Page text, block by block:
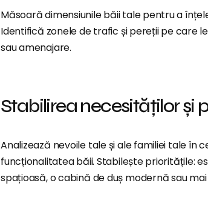
Măsoară dimensiunile băii tale pentru a
Identifică zonele de trafic și pereții pe care
sau amenajare.
Stabilirea necesităților și
Analizează nevoile tale și ale familiei tale în
funcționalitatea băii. Stabilește prioritățile:
spațioasă, o cabină de duș modernă sau